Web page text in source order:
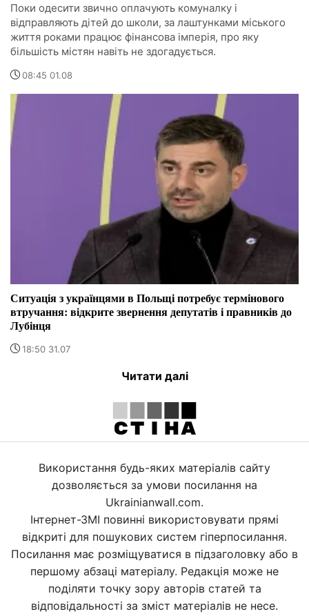
Поки одесити звично оплачують комуналку і
відправляють дітей до школи, за лаштунками міського
життя роками працює фінансова імперія, про яку
більшість містян навіть не здогадується.
08:45 01.08
Ситуація з українцями в Польщі потребує термінового
втручання: відкрите звернення депутатів і правників до
Лубінця
18:50 31.07
Читати далі
Використання будь-яких матеріалів сайту
дозволяється за умови посилання на
Ukrainianwall.com.
Інтернет-ЗМІ повинні використовувати прямі
відкриті для пошукових систем гіперпосилання.
Посилання має розміщуватися в підзаголовку або в
першому абзаці матеріалу. Редакція може не
поділяти точку зору авторів статей та
відповідальності за зміст матеріалів не несе.